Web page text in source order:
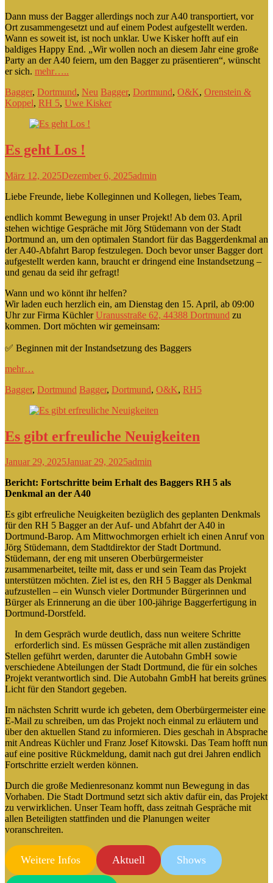
Dann muss der Bagger allerdings noch zur A40 transportiert, vor
Ort zusammengesetzt und auf einem Podest aufgestellt werden.
Wann es soweit ist, ist noch unklar. Uwe Kisker hofft auf ein
baldiges Happy End. „Wir wollen noch an diesem Jahr eine große
Party an der A40 feiern, um den Bagger zu präsentieren“, wünscht
er sich. mehr…..
Bagger, Dortmund, Neu Bagger, Dortmund, O&K, Orenstein &
Koppel, RH 5, Uwe Kisker
Es geht Los !
März 12, 2025Dezember 6, 2025admin
Liebe Freunde, liebe Kolleginnen und Kollegen, liebes Team,
endlich kommt Bewegung in unser Projekt! Ab dem 03. April
stehen wichtige Gespräche mit Jörg Stüdemann von der Stadt
Dortmund an, um den optimalen Standort für das Baggerdenkmal an
der A40-Abfahrt Barop festzulegen. Doch bevor unser Bagger dort
aufgestellt werden kann, braucht er dringend eine Instandsetzung –
und genau da seid ihr gefragt!
Wann und wo könnt ihr helfen?
Wir laden euch herzlich ein, am Dienstag den 15. April, ab 09:00
Uhr zur Firma KüchlerUranusstraße 62, 44388 Dortmund zu
kommen. Dort möchten wir gemeinsam:
✅ Beginnen mit der Instandsetzung des Baggers
mehr…
Bagger, Dortmund Bagger, Dortmund, O&K, RH5
Es gibt erfreuliche Neuigkeiten
Januar 29, 2025Januar 29, 2025admin
Bericht: Fortschritte beim Erhalt des Baggers RH 5 als
Denkmal an der A40
Es gibt erfreuliche Neuigkeiten bezüglich des geplanten Denkmals
für den RH 5 Bagger an der Auf- und Abfahrt der A40 in
Dortmund-Barop. Am Mittwochmorgen erhielt ich einen Anruf von
Jörg Stüdemann, dem Stadtdirektor der Stadt Dortmund.
Stüdemann, der eng mit unseren Oberbürgermeister
zusammenarbeitet, teilte mit, dass er und sein Team das Projekt
unterstützen möchten. Ziel ist es, den RH 5 Bagger als Denkmal
aufzustellen – ein Wunsch vieler Dortmunder Bürgerinnen und
Bürger als Erinnerung an die über 100-jährige Baggerfertigung in
Dortmund-Dorstfeld.
In dem Gespräch wurde deutlich, dass nun weitere Schritte
erforderlich sind. Es müssen Gespräche mit allen zuständigen
Stellen geführt werden, darunter die Autobahn GmbH sowie
verschiedene Abteilungen der Stadt Dortmund, die für ein solches
Projekt verantwortlich sind. Die Autobahn GmbH hat bereits grünes
Licht für den Standort gegeben.
Im nächsten Schritt wurde ich gebeten, dem Oberbürgermeister eine
E-Mail zu schreiben, um das Projekt noch einmal zu erläutern und
über den aktuellen Stand zu informieren. Dies geschah in Absprache
mit Andreas Küchler und Franz Josef Kitowski. Das Team hofft nun
auf eine positive Rückmeldung, damit nach gut drei Jahren endlich
Fortschritte erzielt werden können.
Durch die große Medienresonanz kommt nun Bewegung in das
Vorhaben. Die Stadt Dortmund setzt sich aktiv dafür ein, das Projekt
zu verwirklichen. Unser Team hofft, dass zeitnah Gespräche mit
allen Beteiligten stattfinden und die Planungen weiter
voranschreiten.
Weitere Infos Aktuell Shows